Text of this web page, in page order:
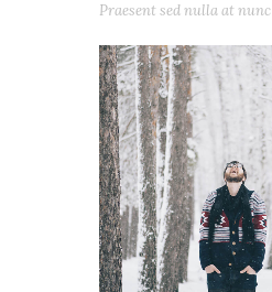
Praesent sed nulla at nunc